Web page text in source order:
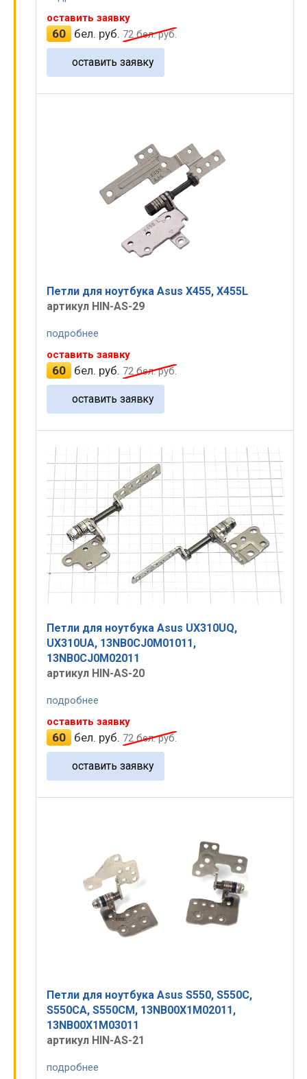
оставить заявку
60 бел. руб. 72бел. руб.
оставить заявку
Петли для ноутбука Asus X455, X455L
артикул HIN-AS-29
подробнее
оставить заявку
60 бел. руб. 72бел. руб.
оставить заявку
Петли для ноутбука Asus UX310UQ,
UX310UA, 13NB0CJ0M01011,
13NB0CJ0M02011
артикул HIN-AS-20
подробнее
оставить заявку
60 бел. руб. 72бел. руб.
оставить заявку
Петли для ноутбука Asus S550, S550C,
S550CA, S550CM, 13NB00X1M02011,
13NB00X1M03011
артикул HIN-AS-21
подробнее